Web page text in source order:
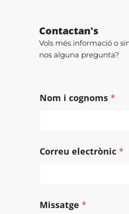
Contactan's
Vols més informació o
nos alguna pregunta?
Nom i cognoms *
*
Correu electrònic *
Missatge *